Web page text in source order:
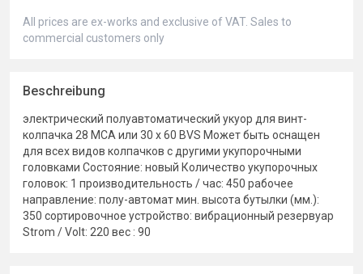
All prices are ex-works and exclusive of VAT. Sales to
commercial customers only
Beschreibung
электрический полуавтоматический укуор для винт-
колпачка 28 MCA или 30 x 60 BVS Может быть оснащен
для всех видов колпачков с другими укупорочными
головками Состояние: новый Количество укупорочных
головок: 1 производительность / час: 450 рабочее
направление: полу-автомат мин. высота бутылки (мм.):
350 сортировочное устройство: вибрационный резервуар
Strom / Volt: 220 вес : 90